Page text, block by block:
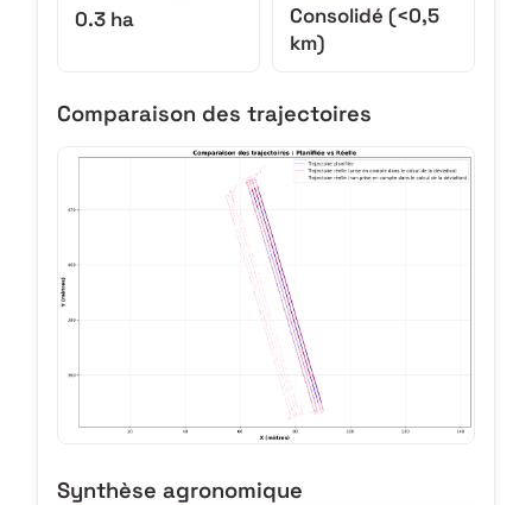
0.3 ha
Consolidé (<0,5
km)
Comparaison des trajectoires
Synthèse agronomique